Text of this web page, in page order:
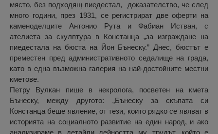
място, без подходящ пиедестал, доказателство, че след
много години, през 1931, се регистрират две оферти на
каменоделците Антонио Рута и Фабиан Истван, с
ателиета за скулптура в Констанца „за изграждане на
пиедестала на бюста на Йон Бънеску.” Днес, бюстът е
преместен пред административното седалище на града,
като в една възможна галерия на най-достойните местни
кметове.
Петру Вулкан пише в некролога, посветен на кмета
Бънеску, между другото: „Бънеску за скъпата си
Констанца беше явление, от тези, които рядко се явяват в
историята на социалното развитие на един народ, и ако